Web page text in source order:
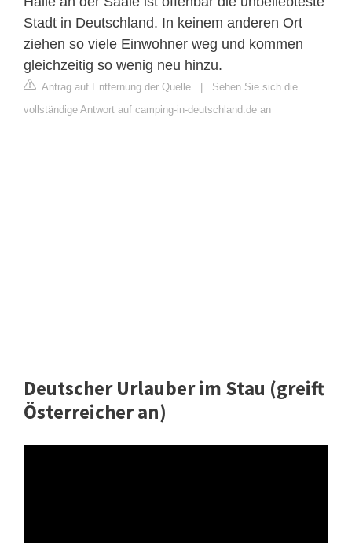
Stadt in Deutschland. In keinem anderen Ort
ziehen so viele Einwohner weg und kommen
gleichzeitig so wenig neu hinzu.
Antrag auf Entfernung der Quelle
Sehen Sie sich die
vollständige Antwort auf camping-in-deutschland.de an
Deutscher Urlauber im Stau (greift
Österreicher an)